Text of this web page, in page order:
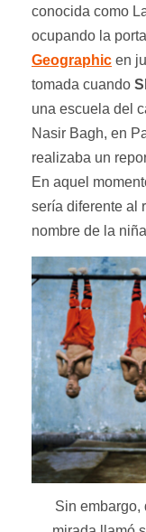
conocida como
ocupando la
Geographic en
tomada cuando
una escuela del
Nasir Bagh, en
realizaba un
En aquel
sería diferente al
nombre de la
Sin embargo,